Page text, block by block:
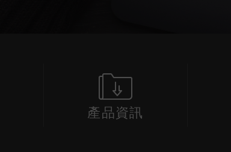
產品資訊